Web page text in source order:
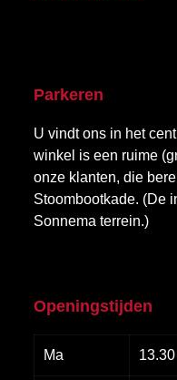
Parkeren
U vindt ons in het
winkel is een ruime
onze klanten, die
Stoombootkade. (De
Sonnema terrein.)
Openingstijden
Ma